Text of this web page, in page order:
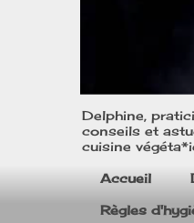
Delphine,
conseils et
cuisine
Accueil
Règles